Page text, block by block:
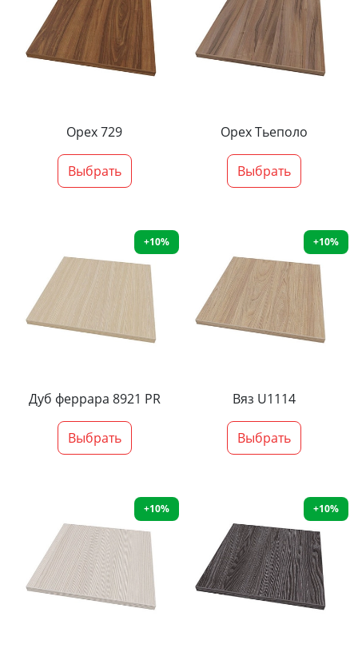
Орех 729
Выбрать
Орех Тьеполо
Выбрать
+10%
Дуб феррара 8921 PR
Выбрать
+10%
Вяз U1114
Выбрать
+10% +10%